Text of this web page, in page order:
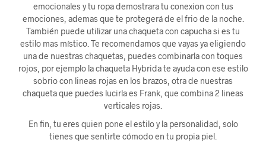
emocionales y tu ropa demostrara tu conexion con tus
emociones, ademas que te protegerá de el frio de la noche.
También puede utilizar una chaqueta con capucha si es tu
estilo mas místico. Te recomendamos que vayas ya eligiendo
una de nuestras chaquetas, puedes combinarla con toques
rojos, por ejemplo la chaqueta Hybrida te ayuda con ese estilo
sobrio con lineas rojas en los brazos, otra de nuestras
chaqueta que puedes lucirla es Frank, que combina 2 lineas
verticales rojas.
En fin, tu eres quien pone el estilo y la personalidad, solo
tienes que sentirte cómodo en tu propia piel.